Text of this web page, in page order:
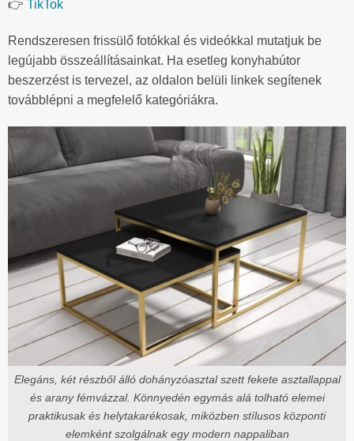
👉 TikTok
Rendszeresen frissülő fotókkal és videókkal mutatjuk be
legújabb összeállításainkat. Ha esetleg konyhabútor
beszerzést is tervezel, az oldalon belüli linkek segítenek
továbblépni a megfelelő kategóriákra.
Elegáns, két részből álló dohányzóasztal szett fekete asztallappal
és arany fémvázzal. Könnyedén egymás alá tolható elemei
praktikusak és helytakarékosak, miközben stílusos központi
elemként szolgálnak egy modern nappaliban